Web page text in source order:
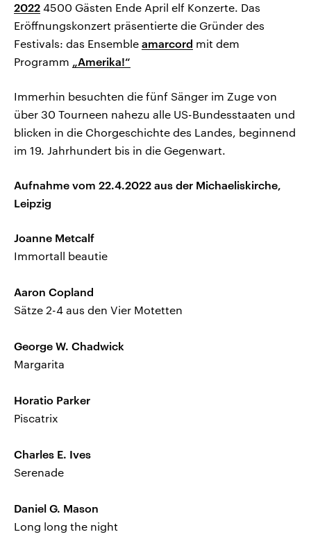
2022 4500 Gästen Ende April elf Konzerte. Das
Eröffnungskonzert präsentierte die Gründer des
Festivals: das Ensemble amarcord mit dem
Programm „Amerika!“
Immerhin besuchten die fünf Sänger im Zuge von
über 30 Tourneen nahezu alle US-Bundesstaaten und
blicken in die Chorgeschichte des Landes, beginnend
im 19. Jahrhundert bis in die Gegenwart.
Aufnahme vom 22.4.2022 aus der Michaeliskirche,
Leipzig
Joanne Metcalf
Immortall beautie
Aaron Copland
Sätze 2-4 aus den Vier Motetten
George W. Chadwick
Margarita
Horatio Parker
Piscatrix
Charles E. Ives
Serenade
Daniel G. Mason
Long long the night